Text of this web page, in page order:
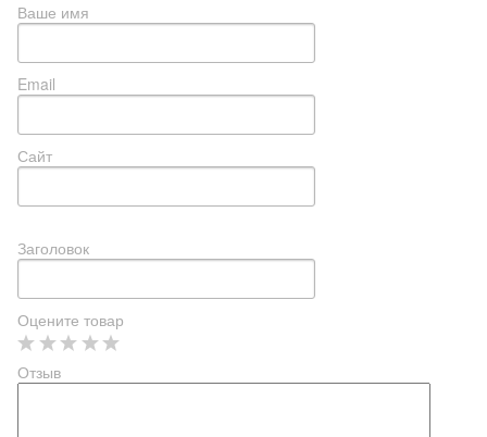
Ваше имя
Email
Сайт
Заголовок
Оцените товар
Отзыв